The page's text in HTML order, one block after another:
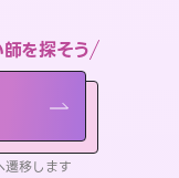
を探そう
移します